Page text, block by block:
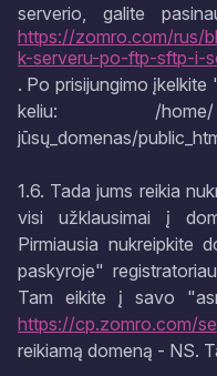
serverio, galite
https://zomro.com/rus/
k-serveru-po-ftp-sftp-i-
. Po prisijungimo
keliu: /home/
jūsų_domenas/
1.6. Tada jums reikia
visi užklausimai į
Pirmiausia nukreipkite
paskyroje"
Tam eikite į savo
https://cp.zomro.com/
reikiamą domeną - NS.